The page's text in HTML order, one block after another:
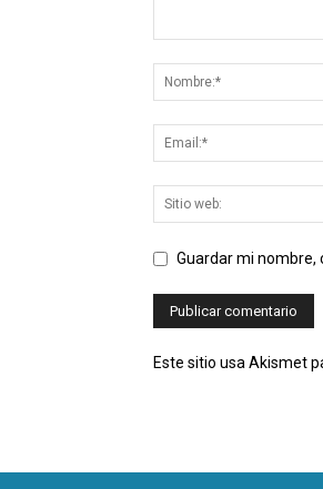
Guardar mi nombre,
Este sitio usa Akismet